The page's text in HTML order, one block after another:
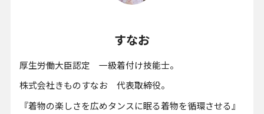
すなお
厚生労働大臣認定 一級着付け技能士。
株式会社きものすなお 代表取締役。
『着物の楽しさを広めタンスに眠る着物を循環させる』